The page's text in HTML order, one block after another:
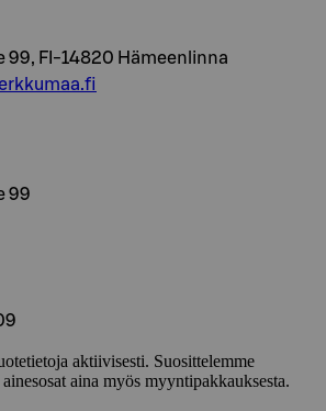
99, FI-14820 Hämeenlinna
99
aktiivisesti. Suosittelemme
aina myös myyntipakkauksesta.